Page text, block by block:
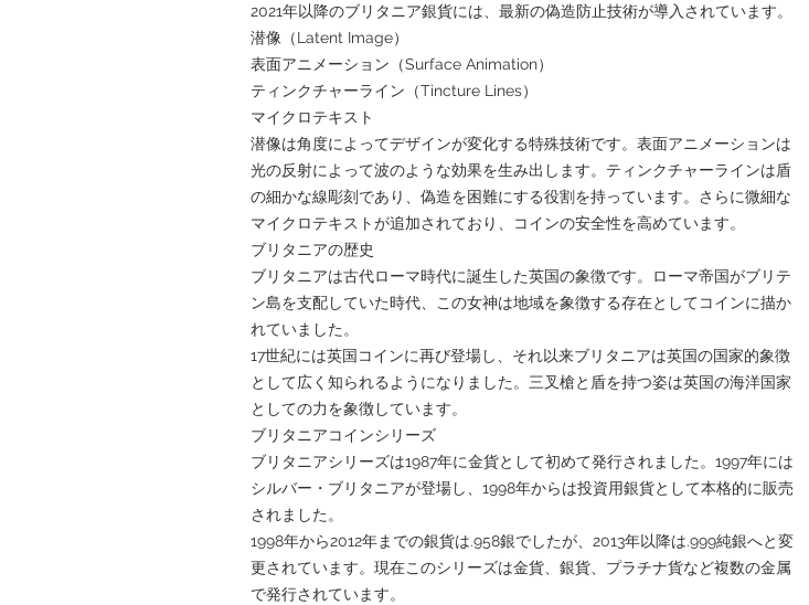
2021年以降のブリタニア銀貨には、最新の偽造防止技術が導入されています。
潜像（Latent Image）
表面アニメーション（Surface Animation）
ティンクチャーライン（Tincture Lines）
マイクロテキスト
潜像は角度によってデザインが変化する特殊技術です。表面アニメーションは
光の反射によって波のような効果を生み出します。ティンクチャーラインは盾
の細かな線彫刻であり、偽造を困難にする役割を持っています。さらに微細な
マイクロテキストが追加されており、コインの安全性を高めています。
ブリタニアの歴史
ブリタニアは古代ローマ時代に誕生した英国の象徴です。ローマ帝国がブリテ
ン島を支配していた時代、この女神は地域を象徴する存在としてコインに描か
れていました。
17世紀には英国コインに再び登場し、それ以来ブリタニアは英国の国家的象徴
として広く知られるようになりました。三叉槍と盾を持つ姿は英国の海洋国家
としての力を象徴しています。
ブリタニアコインシリーズ
ブリタニアシリーズは1987年に金貨として初めて発行されました。1997年には
シルバー・ブリタニアが登場し、1998年からは投資用銀貨として本格的に販売
されました。
1998年から2012年までの銀貨は.958銀でしたが、2013年以降は.999純銀へと変
更されています。現在このシリーズは金貨、銀貨、プラチナ貨など複数の金属
で発行されています。